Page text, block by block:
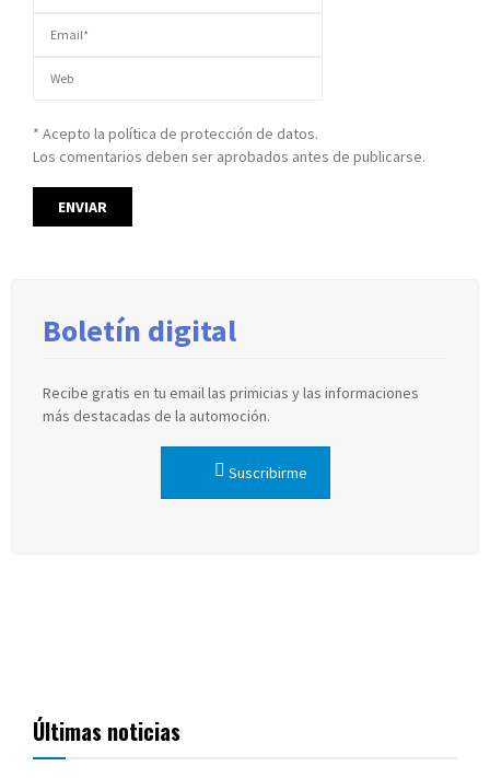
* Acepto la política de protección de datos.
Los comentarios deben ser aprobados antes de publicarse.
Boletín digital
Recibe gratis en tu email las primicias y las informaciones
más destacadas de la automoción.
Suscribirme
Últimas noticias